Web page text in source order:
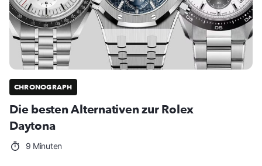
CHRONOGRAPH
Die besten Alternativen zur Rolex
Daytona
9 Minuten